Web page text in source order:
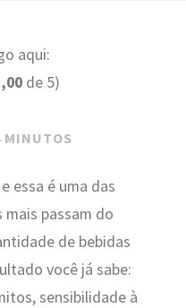
aqui:
de 5)
MINUTOS
essa é uma das
mais passam do
de bebidas
você já sabe:
sensibilidade à